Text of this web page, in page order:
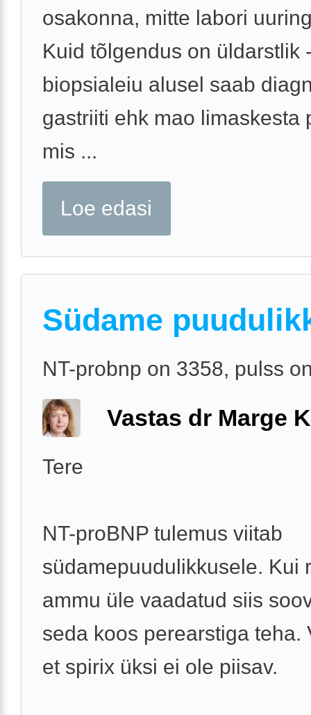
osakonna, mitte labori
Kuid tõlgendus on üldarstlik
biopsialeiu alusel saab
gastriiti ehk mao limaskesta
mis ...
Loe edasi
Südame
NT-probnp on 3358, pulss
Vastas dr Marge
Tere
NT-proBNP tulemus viitab
südamepuudulikkusele. Kui
ammu üle vaadatud siis
seda koos perearstiga teha.
et spirix üksi ei ole piisav.